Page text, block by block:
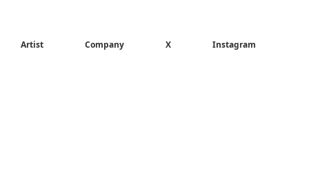
Artist Company X Instagram